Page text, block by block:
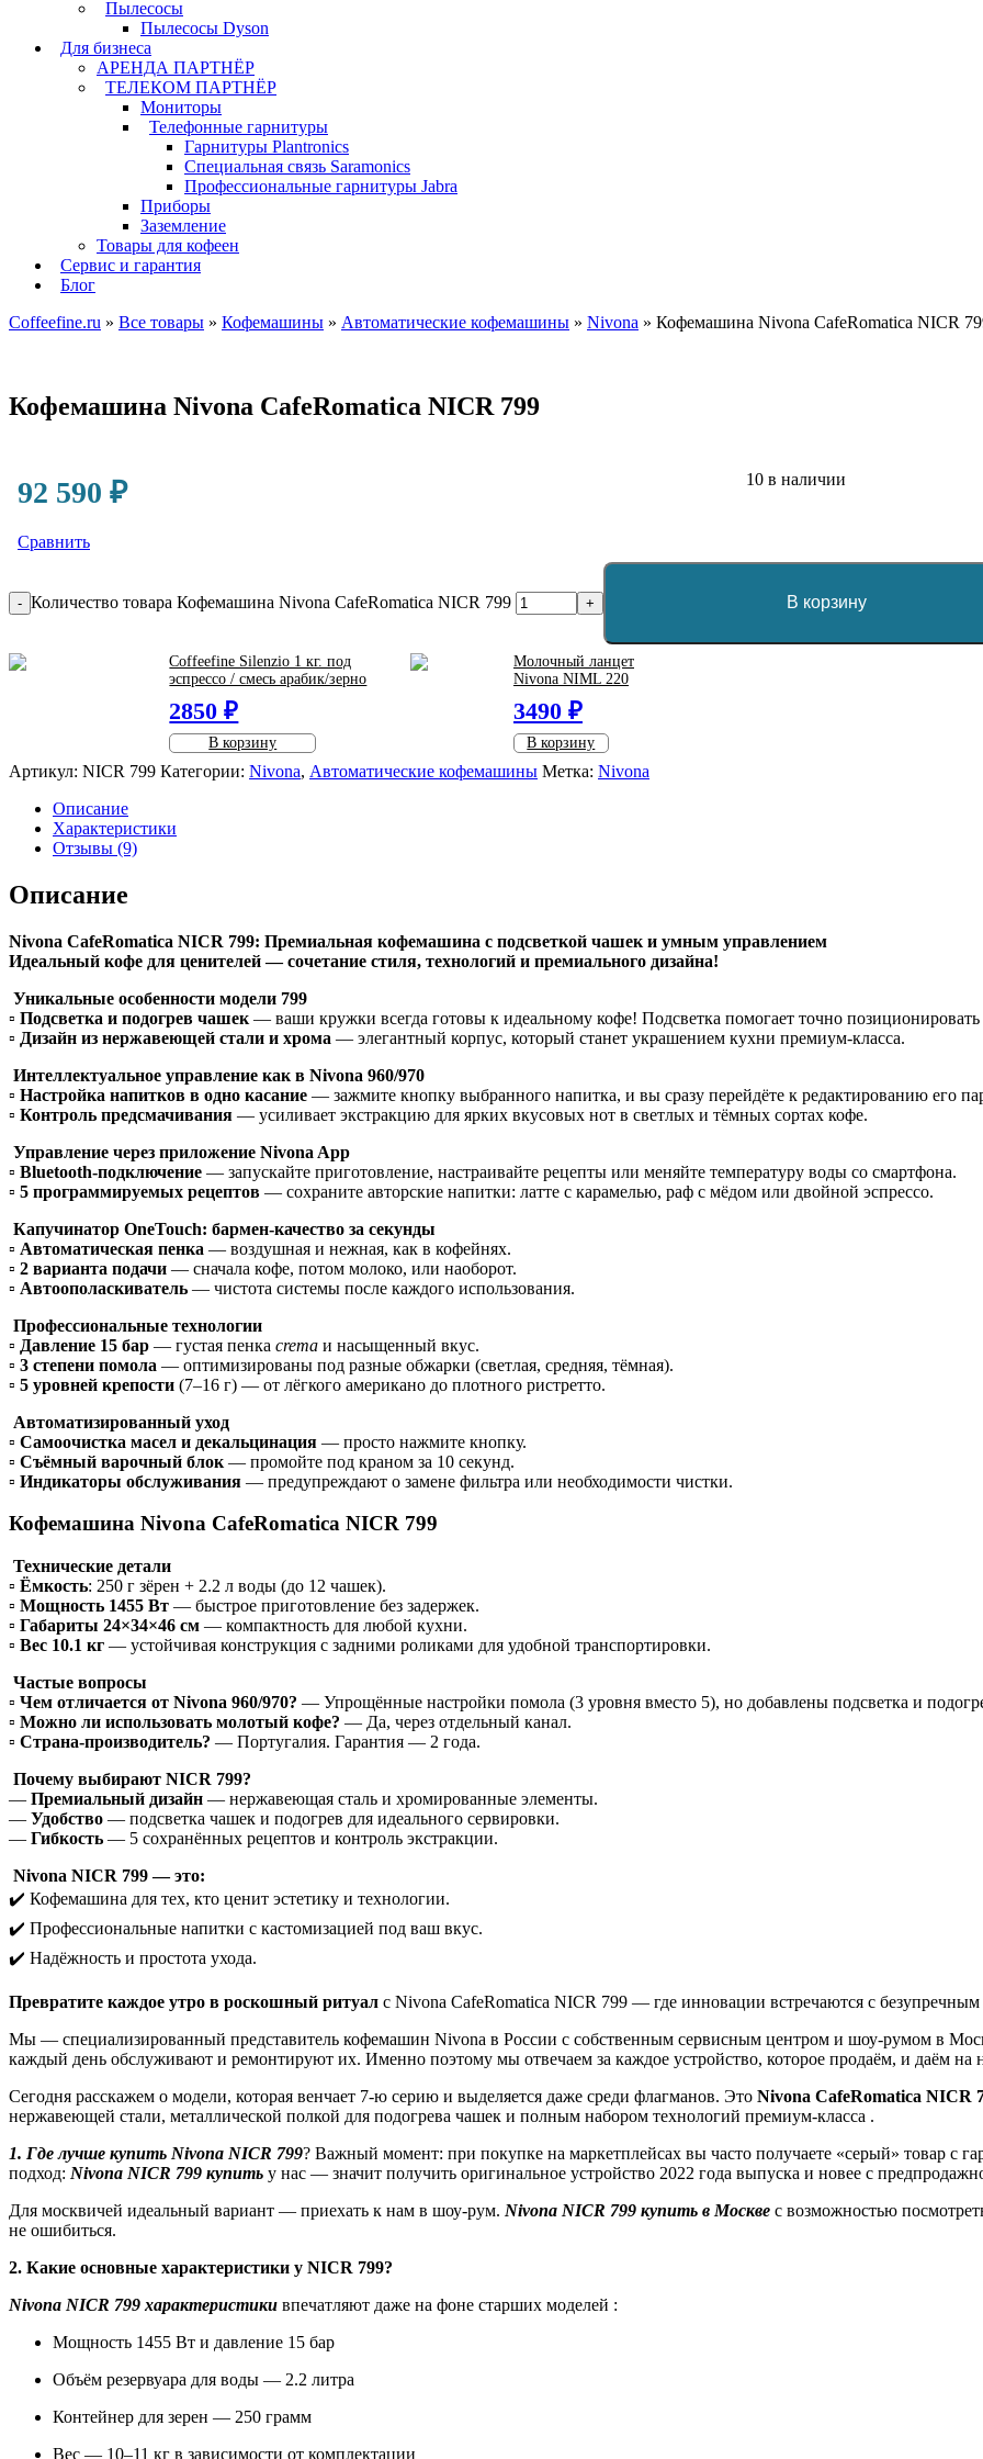
Пылесосы
Пылесосы Dyson
Для бизнеса
АРЕНДА ПАРТНЁР
ТЕЛЕКОМ ПАРТНЁР
Мониторы
Телефонные гарнитуры
Гарнитуры Plantronics
Специальная связь Saramonics
Профессиональные гарнитуры Jabra
Приборы
Заземление
Товары для кофеен
Сервис и гарантия
Блог
Coffeefine.ru » Все товары » Кофемашины » Автоматические кофемашины » Nivona » Кофемашина Nivona CafeRomatica NICR
Кофемашина Nivona CafeRomatica NICR 799
92 590 ₽
Сравнить
10 в наличии
- Количество товара Кофемашина Nivona CafeRomatica NICR 799 + В корзину
Coffeefine Silenzio 1 кг. под
эспрессо / смесь арабик/зерно
2850 ₽
В корзину
Молочный ланцет
Nivona NIML 220
3490 ₽
В корзину
Артикул: NICR 799 Категории: Nivona, Автоматические кофемашины Метка: Nivona
Описание
Характеристики
Отзывы (9)
Описание
Nivona CafeRomatica NICR 799: Премиальная кофемашина с подсветкой чашек и умным управлением
Идеальный кофе для ценителей — сочетание стиля, технологий и премиального дизайна!
Уникальные особенности модели 799
▫️ Подсветка и подогрев чашек — ваши кружки всегда готовы к идеальному кофе! Подсветка помогает точно
▫️ Дизайн из нержавеющей стали и хрома — элегантный корпус, который станет украшением кухни премиум-класса.
Интеллектуальное управление как в Nivona 960/970
▫️ Настройка напитков в одно касание — зажмите кнопку выбранного напитка, и вы сразу перейдёте к редактированию его
▫️ Контроль предсмачивания — усиливает экстракцию для ярких вкусовых нот в светлых и тёмных сортах кофе.
Управление через приложение Nivona App
▫️ Bluetooth-подключение — запускайте приготовление, настраивайте рецепты или меняйте температуру воды со смартфона.
▫️ 5 программируемых рецептов — сохраните авторские напитки: латте с карамелью, раф с мёдом или двойной эспрессо.
Капучинатор OneTouch: бармен-качество за секунды
▫️ Автоматическая пенка — воздушная и нежная, как в кофейнях.
▫️ 2 варианта подачи — сначала кофе, потом молоко, или наоборот.
▫️ Автоополаскиватель — чистота системы после каждого использования.
Профессиональные технологии
▫️ Давление 15 бар — густая пенка crema и насыщенный вкус.
▫️ 3 степени помола — оптимизированы под разные обжарки (светлая, средняя, тёмная).
▫️ 5 уровней крепости (7–16 г) — от лёгкого американо до плотного ристретто.
Автоматизированный уход
▫️ Самоочистка масел и декальцинация — просто нажмите кнопку.
▫️ Съёмный варочный блок — промойте под краном за 10 секунд.
▫️ Индикаторы обслуживания — предупреждают о замене фильтра или необходимости чистки.
Кофемашина Nivona CafeRomatica NICR 799
Технические детали
▫️ Ёмкость: 250 г зёрен + 2.2 л воды (до 12 чашек).
▫️ Мощность 1455 Вт — быстрое приготовление без задержек.
▫️ Габариты 24×34×46 см — компактность для любой кухни.
▫️ Вес 10.1 кг — устойчивая конструкция с задними роликами для удобной транспортировки.
Частые вопросы
▫️ Чем отличается от Nivona 960/970? — Упрощённые настройки помола (3 уровня вместо 5), но добавлены подсветка и
▫️ Можно ли использовать молотый кофе? — Да, через отдельный канал.
▫️ Страна-производитель? — Португалия. Гарантия — 2 года.
Почему выбирают NICR 799?
— Премиальный дизайн — нержавеющая сталь и хромированные элементы.
— Удобство — подсветка чашек и подогрев для идеального сервировки.
— Гибкость — 5 сохранённых рецептов и контроль экстракции.
Nivona NICR 799 — это:
✔️ Кофемашина для тех, кто ценит эстетику и технологии.
✔️ Профессиональные напитки с кастомизацией под ваш вкус.
✔️ Надёжность и простота ухода.
Превратите каждое утро в роскошный ритуал с Nivona CafeRomatica NICR 799 — где инновации встречаются с
Мы — специализированный представитель кофемашин Nivona в России с собственным сервисным центром и шоу-румом в
каждый день обслуживают и ремонтируют их. Именно поэтому мы отвечаем за каждое устройство, которое продаём, и даём на
Сегодня расскажем о модели, которая венчает 7-ю серию и выделяется даже среди флагманов. Это Nivona CafeRomatica NICR
нержавеющей стали, металлической полкой для подогрева чашек и полным набором технологий премиум-класса .
1. Где лучше купить Nivona NICR 799? Важный момент: при покупке на маркетплейсах вы часто получаете «серый» товар с
подход: Nivona NICR 799 купить у нас — значит получить оригинальное устройство 2022 года выпуска и новее с
Для москвичей идеальный вариант — приехать к нам в шоу-рум. Nivona NICR 799 купить в Москве с возможностью
не ошибиться.
2. Какие основные характеристики у NICR 799?
Nivona NICR 799 характеристики впечатляют даже на фоне старших моделей :
Мощность 1455 Вт и давление 15 бар
Объём резервуара для воды — 2.2 литра
Контейнер для зерен — 250 грамм
Вес — 10–11 кг в зависимости от комплектации